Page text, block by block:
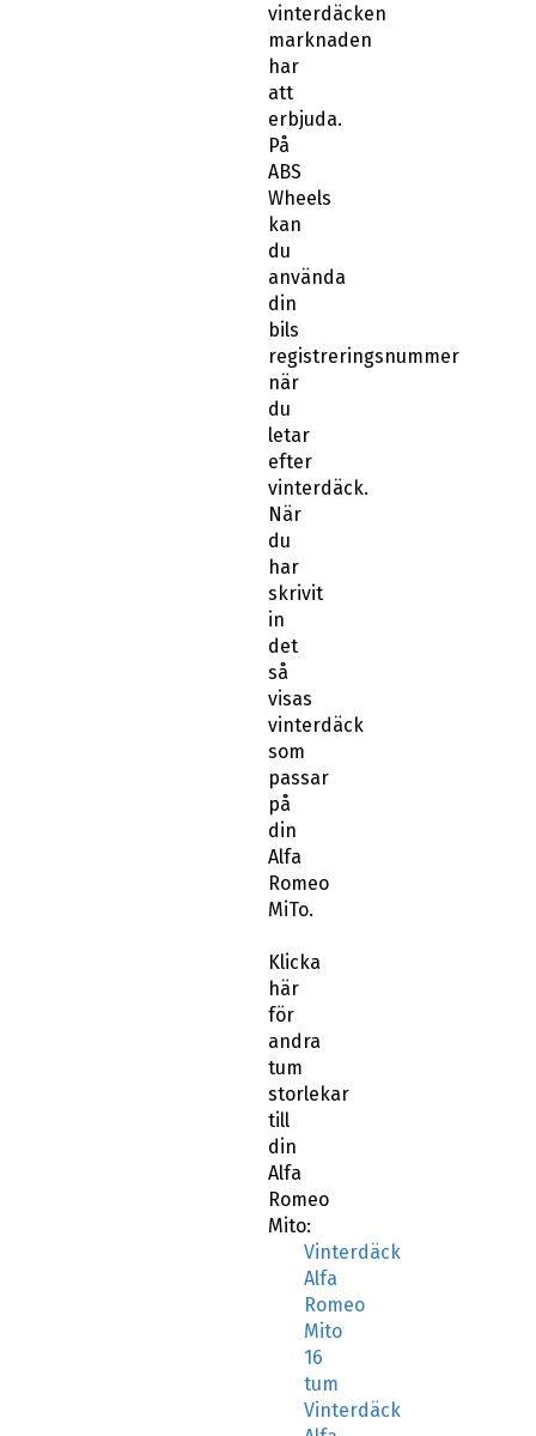
vinterdäcken
marknaden
har
att
erbjuda.
På
ABS
Wheels
kan
du
använda
din
bils
registreringsnummer
när
du
letar
efter
vinterdäck.
När
du
har
skrivit
in
det
så
visas
vinterdäck
som
passar
på
din
Alfa
Romeo
MiTo.
Klicka
här
för
andra
tum
storlekar
till
din
Alfa
Romeo
Mito:
Vinterdäck
Alfa
Romeo
Mito
16
tum
Vinterdäck